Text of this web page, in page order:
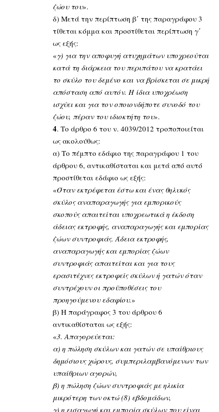
ζώου του».
δ) Μετά την περίπτωση β΄ της παραγράφου 3
τίθεται κόμμα και προστίθεται περίπτωση γ΄
ως εξής:
«γ) για την αποφυγή ατυχημάτων υποχρεούται
κατά τη διάρκεια του περιπάτου να κρατάει
το σκύλο του δεμένο και να βρίσκεται σε μικρή
απόσταση από αυτόν. Η ίδια υποχρέωση
ισχύει και για τον οποιονδήποτε συνοδό του
ζώου, πέραν του ιδιοκτήτη του».
4. Το άρθρο 6 του ν. 4039/2012 τροποποιείται
ως ακολούθως:
α) Το πέμπτο εδάφιο της παραγράφου 1 του
άρθρου 6, αντικαθίσταται και μετά από αυτό
προστίθεται εδάφιο ως εξής:
«Όταν εκτρέφεται έστω και ένας θηλυκός
σκύλος αναπαραγωγής για εμπορικούς
σκοπούς απαιτείται υποχρεωτικά η έκδοση
άδειας εκτροφής, αναπαραγωγής και εμπορίας
ζώων συντροφιάς. Άδεια εκτροφής,
αναπαραγωγής και εμπορίας ζώων
συντροφιάς απαιτείται και για τους
ερασιτέχνες εκτροφείς σκύλων ή γατών όταν
συντρέχουν οι προϋποθέσεις του
προηγούμενου εδαφίου.»
β) Η παράγραφος 3 του άρθρου 6
αντικαθίσταται ως εξής:
«3. Απαγορεύεται:
α) η πώληση σκύλων και γατών σε υπαίθριους
δημόσιους χώρους, συμπεριλαμβανόμενων των
υπαίθριων αγορών,
β) η πώληση ζώων συντροφιάς με ηλικία
μικρότερη των οκτώ (8) εβδομάδων,
γ) η εισαγωγή και εμπορία σκύλων που είναι